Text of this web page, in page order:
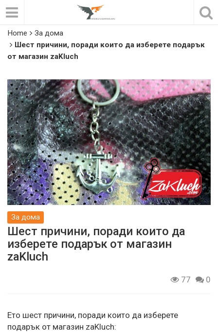
Home
За дома
Шест причини, поради които да изберете подарък
от магазин zaKluch
За дома
Шест причини, поради които да
изберете подарък от магазин
zaKluch
77 0
Ето шест причини, поради които да изберете
подарък от магазин zaKluch: